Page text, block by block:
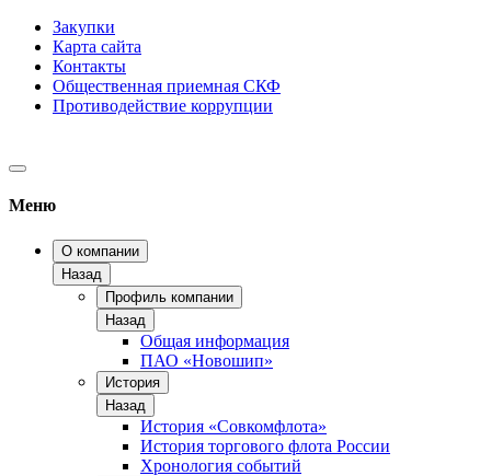
Закупки
Карта сайта
Контакты
Общественная приемная СКФ
Противодействие коррупции
Меню
О компании
Назад
Профиль компании
Назад
Общая информация
ПАО «Новошип»
История
Назад
История «Совкомфлота»
История торгового флота России
Хронология событий